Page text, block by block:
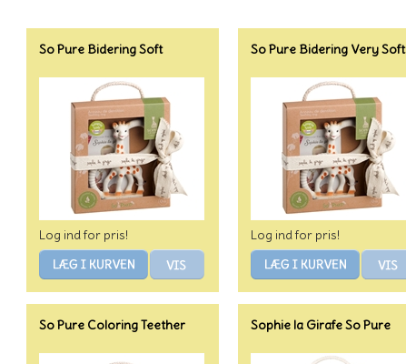
So Pure Bidering Soft
Log ind for pris!
So Pure Bidering Very Soft
Log ind for pris!
So Pure Coloring Teether Sophie la Girafe So Pure